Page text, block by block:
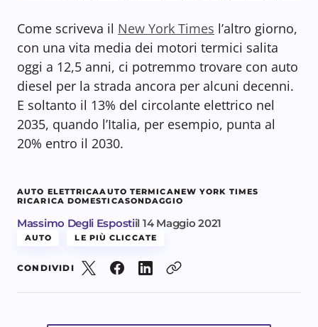
Come scriveva il New York Times l’altro giorno,
con una vita media dei motori termici salita
oggi a 12,5 anni, ci potremmo trovare con auto
diesel per la strada ancora per alcuni decenni.
E soltanto il 13% del circolante elettrico nel
2035, quando l’Italia, per esempio, punta al
20% entro il 2030.
AUTO ELETTRICAAUTO TERMICANEW YORK TIMES
RICARICA DOMESTICASONDAGGIO
Massimo Degli Espostiil 14 Maggio 2021
AUTO LE PIÙ CLICCATE
CONDIVIDI